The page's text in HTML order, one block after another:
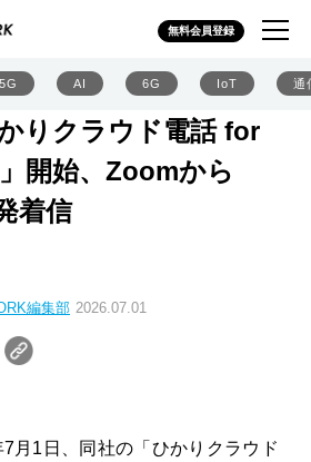
無料会員登録
AI 6G IoT 通
りクラウド電話 for
開始、Zoomから
着信
編集部 2026.07.01
月1日、同社の「ひかりクラウド